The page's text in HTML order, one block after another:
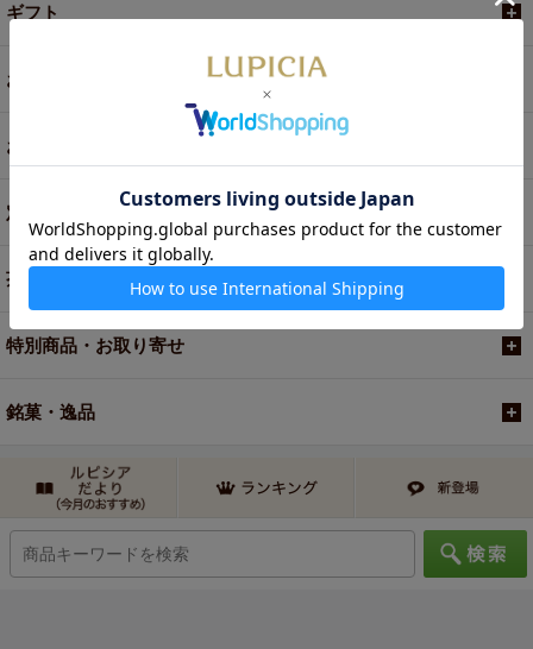
ギフト
お菓子・食品・飲料
お買い得商品
定期便
茶器・オリジナルグッズ
特別商品・お取り寄せ
銘菓・逸品